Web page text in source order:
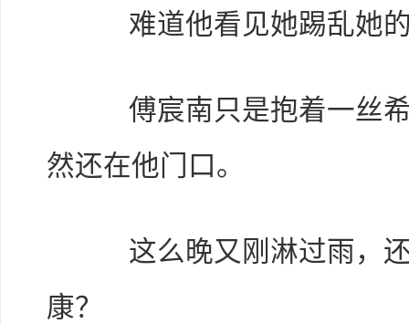
难道他看见她踢乱她的
傅宸南只是抱着一丝希
然还在他门口。
这么晚又刚淋过雨，还
康？